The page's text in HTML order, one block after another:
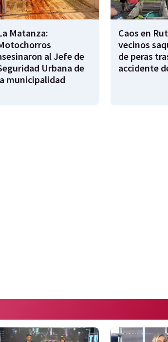
Matanza:
al Jefe de
Urbana de
municipalidad
Caos en
vecinos
de peras
accidente